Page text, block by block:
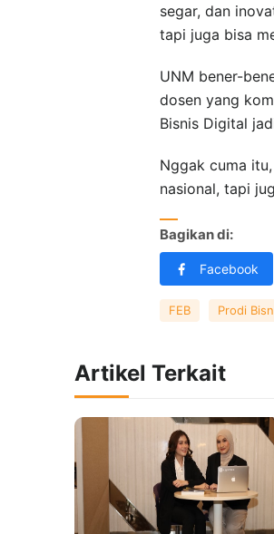
segar, dan
tapi juga bisa
UNM bener-
dosen yang
Bisnis Digital
Nggak cuma
nasional, tapi
Bagikan di:
Facebook
FEB Prodi
Artikel Terkait